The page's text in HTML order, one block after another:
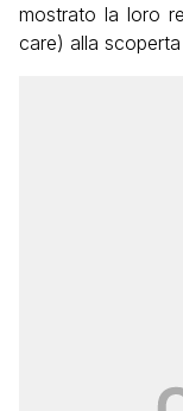
mostrato la loro
care) alla